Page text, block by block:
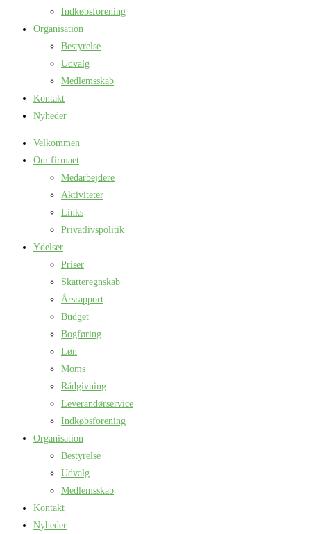
Indkøbsforening
Organisation
Bestyrelse
Udvalg
Medlemsskab
Kontakt
Nyheder
Velkommen
Om firmaet
Medarbejdere
Aktiviteter
Links
Privatlivspolitik
Ydelser
Priser
Skatteregnskab
Årsrapport
Budget
Bogføring
Løn
Moms
Rådgivning
Leverandørservice
Indkøbsforening
Organisation
Bestyrelse
Udvalg
Medlemsskab
Kontakt
Nyheder